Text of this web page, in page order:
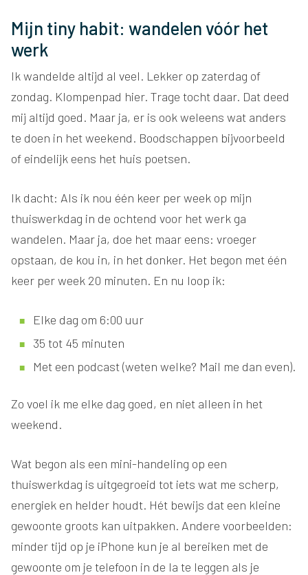
Mijn tiny habit: wandelen vóór het
werk
Ik wandelde altijd al veel. Lekker op zaterdag of
zondag. Klompenpad hier. Trage tocht daar. Dat deed
mij altijd goed. Maar ja, er is ook weleens wat anders
te doen in het weekend. Boodschappen bijvoorbeeld
of eindelijk eens het huis poetsen.
Ik dacht: Als ik nou één keer per week op mijn
thuiswerkdag in de ochtend voor het werk ga
wandelen. Maar ja, doe het maar eens: vroeger
opstaan, de kou in, in het donker. Het begon met één
keer per week 20 minuten. En nu loop ik:
Elke dag om 6:00 uur
35 tot 45 minuten
Met een podcast (weten welke? Mail me dan even).
Zo voel ik me elke dag goed, en niet alleen in het
weekend.
Wat begon als een mini-handeling op een
thuiswerkdag is uitgegroeid tot iets wat me scherp,
energiek en helder houdt. Hét bewijs dat een kleine
gewoonte groots kan uitpakken. Andere voorbeelden:
minder tijd op je iPhone kun je al bereiken met de
gewoonte om je telefoon in de la te leggen als je